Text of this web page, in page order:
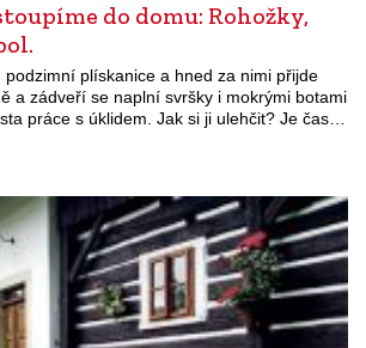
do domu: Rohožky,
plískanice a hned za nimi přijde
a zádveří se naplní svršky i mokrými botami
práce s úklidem. Jak si ji ulehčit? Je čas…